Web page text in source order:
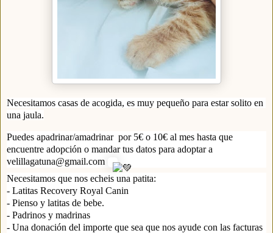
Necesitamos casas de acogida, es muy pequeño para estar solito en
una jaula.
Puedes apadrinar/amadrinar  por 5€ o 10€ al mes hasta que
encuentre adopción o mandar tus datos para adoptar a
velillagatuna@gmail.com
Necesitamos que nos echeis una patita:
- Latitas Recovery Royal Canin
- Pienso y latitas de bebe.
- Padrinos y madrinas
- Una donación del importe que sea que nos ayude con las facturas